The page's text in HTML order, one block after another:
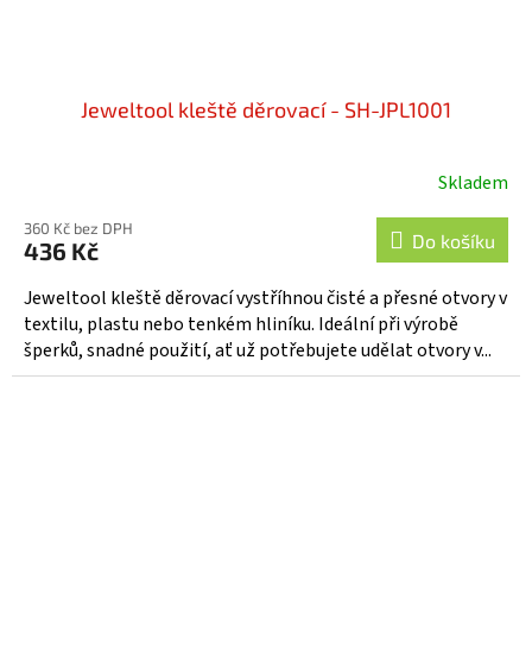
Jeweltool kleště děrovací - SH-JPL1001
Skladem
360 Kč bez DPH
436 Kč Do košíku
Jeweltool kleště děrovací vystříhnou čisté a přesné otvory v
textilu, plastu nebo tenkém hliníku. Ideální při výrobě
šperků, snadné použití, ať už potřebujete udělat otvory v...